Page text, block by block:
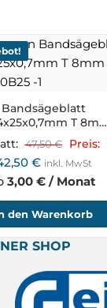
Bandsägeblatt
T 8mm
BSB470B25
47,50€ Preis:
€ inkl. MwSt
3,00 € / Monat
den Warenkorb
SHOP